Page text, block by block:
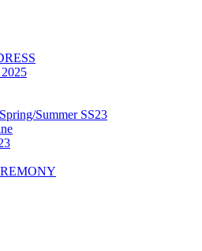
Summer SS23